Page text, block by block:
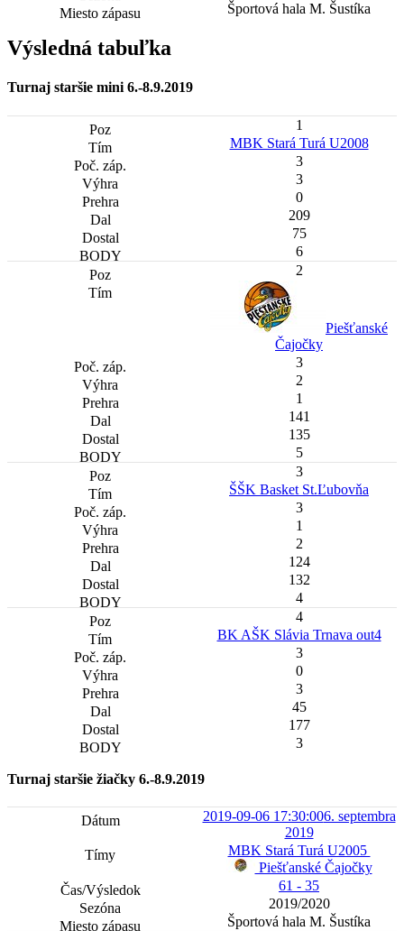
Športová hala M. Šustíka
Výsledná tabuľka
Turnaj staršie mini 6.-8.9.2019
1
MBK Stará Turá U2008
3
3
0
209
75
6
2
Piešťanské
Čajočky
3
2
1
141
135
5
3
ŠŠK Basket St.Ľubovňa
3
1
2
124
132
4
4
BK AŠK Slávia Trnava out4
3
0
3
45
177
3
Turnaj staršie žiačky 6.-8.9.2019
2019-09-06 17:30:006. septembra
2019
MBK Stará Turá U2005
Piešťanské Čajočky
61 - 35
2019/2020
Športová hala M. Šustíka